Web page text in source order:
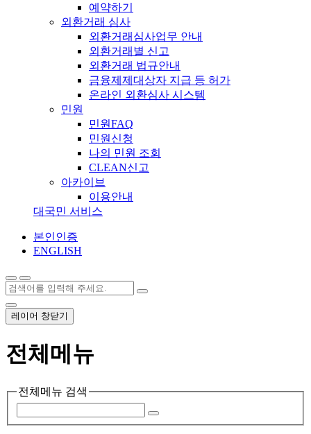
예약하기
외환거래 심사
외환거래심사업무 안내
외환거래별 신고
외환거래 법규안내
금융제제대상자 지급 등 허가
온라인 외환심사 시스템
민원
민원FAQ
민원신청
나의 민원 조회
CLEAN신고
아카이브
이용안내
대국민 서비스
본인인증
ENGLISH
레이어 창닫기
전체메뉴
전체메뉴 검색